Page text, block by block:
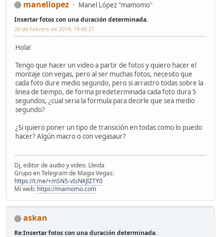
manellopez Manel López "mamomo"
Insertar fotos con una duración determinada.
20 de Febrero de 2019, 19:45:27
Hola!
Tengo que hacer un video a partir de fotos y quiero hacer el
montaje con vegas, pero al ser muchas fotos, necesito que
cada foto dure medio segundo, pero si arrastro todas sobre la
linea de tiempo, de forma predeterminada cada foto dura 5
segundos, ¿cual seria la formula para decirle que sea medio
segundo?
¿Si quiero poner un tipo de transición en todas como lo puedo
hacer? Algún macro o con vegasaur?
Dj, editor de audio y video. Lleida
Grupo en Telegram de Magix Vegas:
https://t.me/+mSN5-vIsNKJlZTY0
Mi web: https://mamomo.com
askan
Re:Insertar fotos con una duración determinada.